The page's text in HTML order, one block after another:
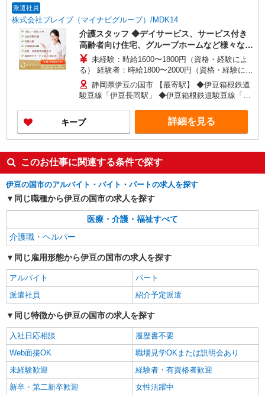
派遣社員
株式会社ブレイブ（マイナビグループ）/MDK14
介護スタッフ ◆デイサービス、サービス付き
高齢者向け住宅、グループホームなど様々な勤
務先から選べます。
未経験：時給1600〜1800円（資格・経験によ
る） 経験者：時給1800〜2000円（資格・経験によ
る） ◎月収例 時給2000円×1日8時間×22日（週5
日）＝35万2000円 ◆昇給あり ◆支払い方法 ※日
払い/週払い/月払い対応も可能です。詳しくは面談
時にご相談ください。 ◆交通費：別途全額支給 ※
当社規定あり
静岡県伊豆の国市 【最寄駅】 ◆伊豆箱根鉄道
駿豆線「伊豆長岡駅」 ◆伊豆箱根鉄道駿豆線「大
他、近隣に多数勤務地あります！
キープ 詳細を見る
このお仕事に関連する条件で探す
伊豆の国市のアルバイト・バイト・パートの求人を探す
同じ職種から伊豆の国市の求人を探す
医療・介護・福祉すべて
介護職・ヘルパー
同じ雇用形態から伊豆の国市の求人を探す
アルバイト
パート
派遣社員
紹介予定派遣
同じ特徴から伊豆の国市の求人を探す
入社日応相談
履歴書不要
Web面接OK
職場見学OKまたは説明会あり
未経験歓迎
経験者・有資格者歓迎
新卒・第二新卒歓迎
女性活躍中